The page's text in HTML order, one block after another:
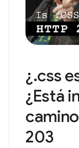
¿.css
¿Está
203